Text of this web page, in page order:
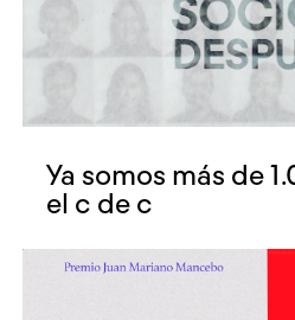
Ya somos más de
el c de c